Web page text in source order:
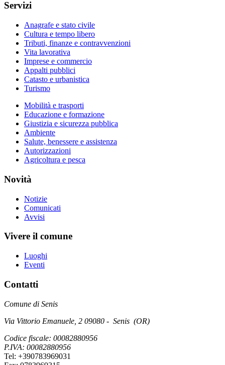
Servizi
Anagrafe e stato civile
Cultura e tempo libero
Tributi, finanze e contravvenzioni
Vita lavorativa
Imprese e commercio
Appalti pubblici
Catasto e urbanistica
Turismo
Mobilità e trasporti
Educazione e formazione
Giustizia e sicurezza pubblica
Ambiente
Salute, benessere e assistenza
Autorizzazioni
Agricoltura e pesca
Novità
Notizie
Comunicati
Avvisi
Vivere il comune
Luoghi
Eventi
Contatti
Comune di Senis
Via Vittorio Emanuele, 2 09080 - Senis (OR)
Codice fiscale: 00082880956
P.IVA: 00082880956
Tel: +390783969031